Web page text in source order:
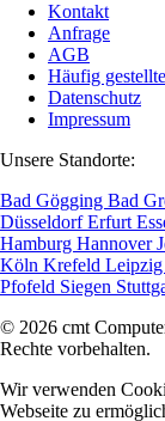
Kontakt
Anfrage
AGB
Häufig
Datenschutz
Impressum
Unsere Standorte:
Bad Gögging Bad
DüsseldorfErfurt
Hamburg Hannover
Köln Krefeld Leipzig
Pfofeld Siegen
© 2026 cmt
Rechte vorbehalten.
Wir verwenden
Webseite zu